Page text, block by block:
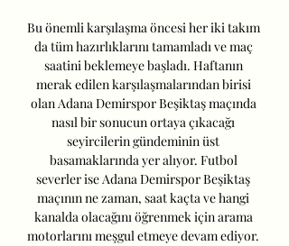
Bu önemli karşılaşma öncesi her iki takım
da tüm hazırlıklarını tamamladı ve maç
saatini beklemeye başladı. Haftanın
merak edilen karşılaşmalarından birisi
olan Adana Demirspor Beşiktaş maçında
nasıl bir sonucun ortaya çıkacağı
seyircilerin gündeminin üst
basamaklarında yer alıyor. Futbol
severler ise Adana Demirspor Beşiktaş
maçının ne zaman, saat kaçta ve hangi
kanalda olacağını öğrenmek için arama
motorlarını meşgul etmeye devam ediyor.